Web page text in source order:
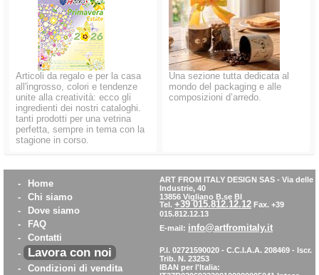
Articoli da regalo e per la casa
all'ingrosso, colori e tendenze
unite alla creatività: ecco gli
ingredienti dei nostri cataloghi.
tanti prodotti per una vetrina
perfetta, sempre in tema con la
stagione in corso.
Una sezione tutta dedicata al
mondo del packaging e alle
composizioni d’arredo.
-
Home
-
Chi siamo
-
Dove siamo
-
FAQ
-
Contatti
-
Lavora con noi
- Condizioni di vendita
ART FROM ITALY DESIGN SAS - Via delle
Industrie, 40
13856 Vigliano B.se BI
Tel. +39 015.812.12.12 Fax. +39
015.812.12.13
E-mail: info@artfromitaly.it
P.I. 02721590020 - C.C.I.A.A. 208469 - Iscr.
Trib. N. 23253
IBAN per l'Italia: